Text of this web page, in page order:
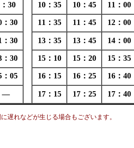
30 10：35 10：45 11：00
：30 11：35 11：45 12：00
：30 13：35 13：45 14：00
：30 15：10 15：20 15：35
：05 16：15 16：25 16：40
― 17：15 17：25 17：40
遅れなどが生じる場合もございます。